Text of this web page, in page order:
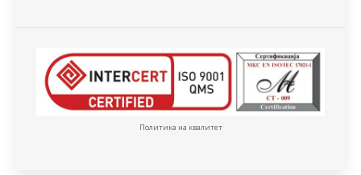
Политика на квалитет